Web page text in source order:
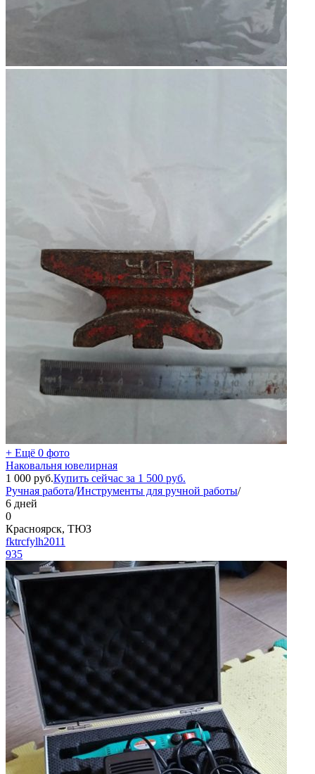
+ Ещё 0 фото
Наковальня ювелирная
1 000 руб.Купить сейчас за 1 500 руб.
Ручная работа/Инструменты для ручной работы/
6 дней
0
Красноярск, ТЮЗ
fktrcfylh2011
935